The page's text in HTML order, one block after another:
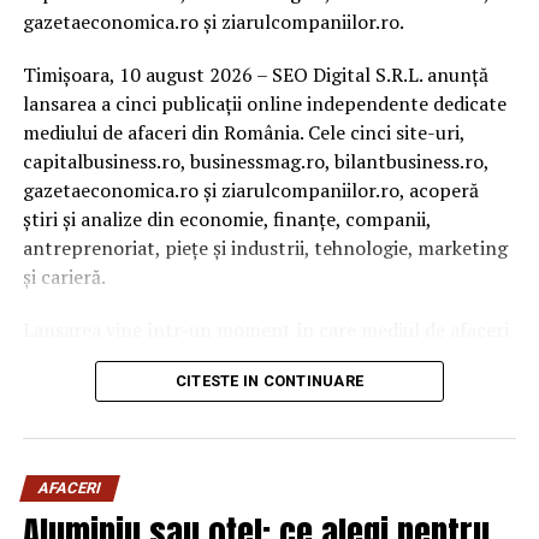
gazetaeconomica.ro și ziarulcompaniilor.ro.
Timișoara, 10 august 2026 – SEO Digital S.R.L. anunță
lansarea a cinci publicații online independente dedicate
mediului de afaceri din România. Cele cinci site-uri,
capitalbusiness.ro, businessmag.ro, bilantbusiness.ro,
gazetaeconomica.ro și ziarulcompaniilor.ro, acoperă
știri și analize din economie, finanțe, companii,
antreprenoriat, piețe și industrii, tehnologie, marketing
și carieră.
românesc trece printr-un val de schimbări legislative și
economice: peste 3.100 de firme și PFA au intrat în
minim a fost majorat de la 1 iulie, iar noile reguli fiscale
au modificat impozitarea dividendelor, regimul
microîntreprinderilor și obligațiile de raportare
electronică. În paralel, piața de fuziuni și achiziții a atins
CITESTE IN CONTINUARE
AFACERI